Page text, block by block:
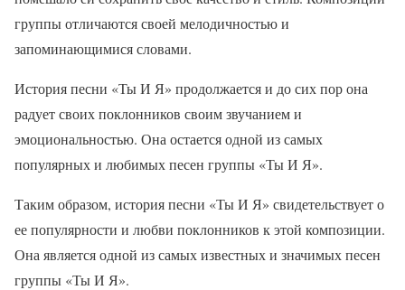
группы отличаются своей мелодичностью и
запоминающимися словами.
История песни «Ты И Я» продолжается и до сих пор она
радует своих поклонников своим звучанием и
эмоциональностью. Она остается одной из самых
популярных и любимых песен группы «Ты И Я».
Таким образом, история песни «Ты И Я» свидетельствует о
ее популярности и любви поклонников к этой композиции.
Она является одной из самых известных и значимых песен
группы «Ты И Я».